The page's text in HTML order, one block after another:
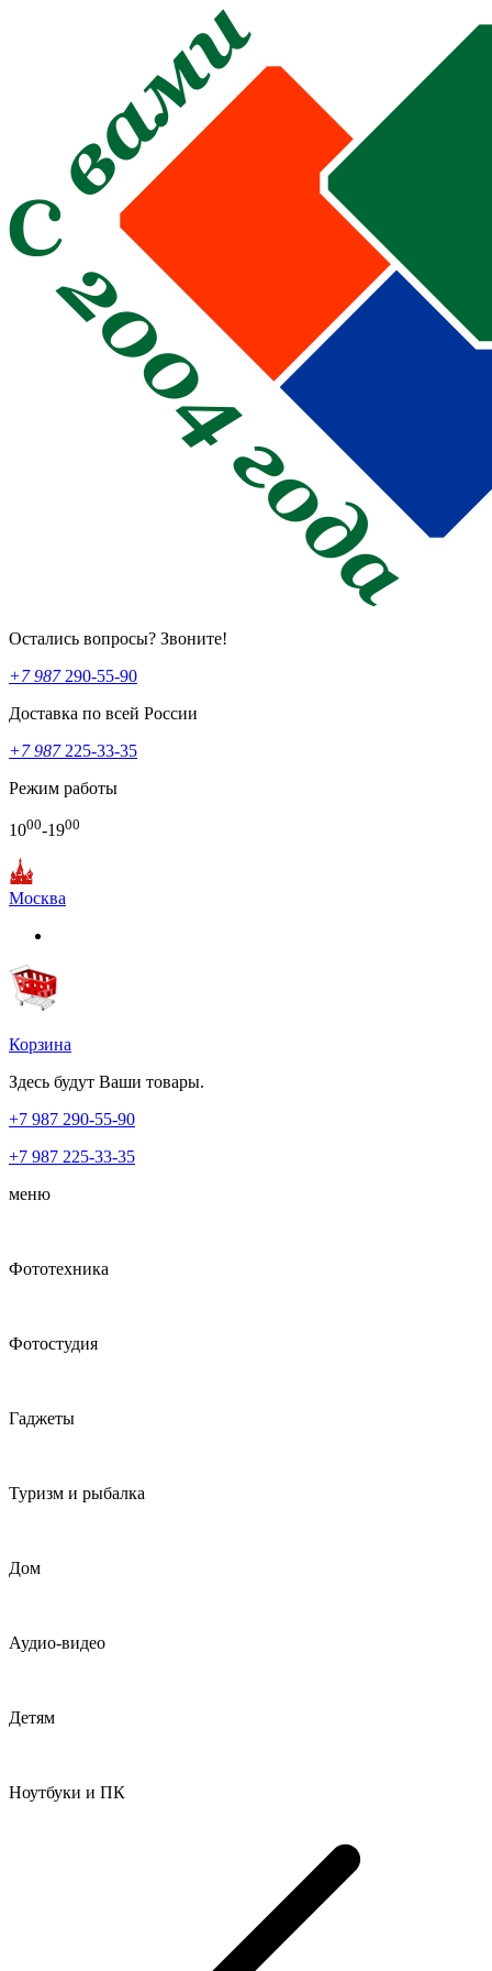
Остались вопросы? Звоните!
+7 987290-55-90
Доставка по всей России
+7 987225-33-35
Режим работы
1000-1900
Москва
Корзина
Здесь будут Ваши товары.
+7 987 290-55-90
+7 987 225-33-35
меню
Фототехника
Фотостудия
Гаджеты
Туризм и рыбалка
Дом
Аудио-видео
Детям
Ноутбуки и ПК